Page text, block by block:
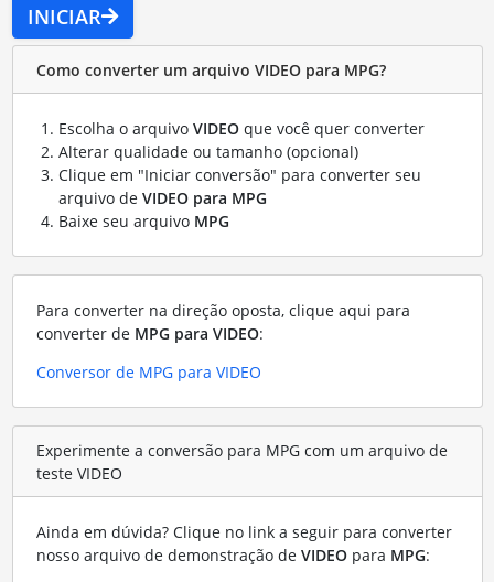
INICIAR
Como converter um arquivo VIDEO para MPG?
Escolha o arquivo VIDEOque você quer converter
Alterar qualidade ou tamanho (opcional)
Clique em "Iniciar conversão" para converter seu
arquivo de VIDEO para MPG
Baixe seu arquivo MPG
Para converter na direção oposta, clique aqui para
converter de MPG para VIDEO:
Conversor de MPG para VIDEO
Experimente a conversão para MPG com um arquivo de
teste VIDEO
Ainda em dúvida? Clique no link a seguir para converter
nosso arquivo de demonstração de VIDEOpara MPG: